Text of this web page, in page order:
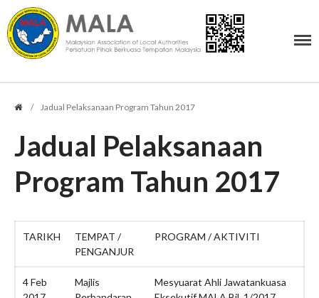
Tujuan Persatuan
Undang-Undang MALA
Muat Turun Borang (PDF)
Malaysian Association of Local Authorities
/ Jadual Pelaksanaan Program Tahun 2017
Jadual Pelaksanaan
Program Tahun 2017
TARIKH
TEMPAT /
PENGANJUR
PROGRAM / AKTIVITI
4 Feb
Majlis
Mesyuarat Ahli Jawatankuasa